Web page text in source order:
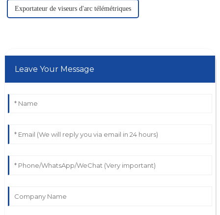
Exportateur de viseurs d'arc télémétriques
Leave Your Message